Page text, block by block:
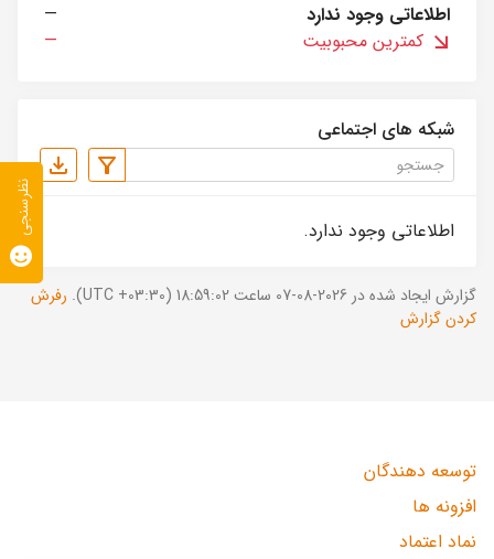
اطلاعاتی وجود ندارد
—
کمترین محبوبیت
—
شبکه های اجتماعی
اطلاعاتی وجود ندارد.
گزارش ایجاد شده در 2026-08-07 ساعت 18:59:02 (UTC +03:30).
رفرش
کردن گزارش
توسعه دهندگان
افزونه ها
نماد اعتماد
نظرسنجی